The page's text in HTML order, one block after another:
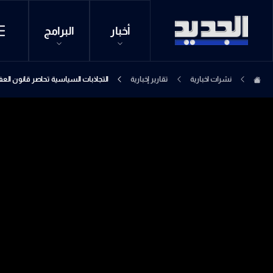
أخبار البرامج
نشرات اخبارية تقارير إخبارية التجاذبات السياسية تحاصر قانون